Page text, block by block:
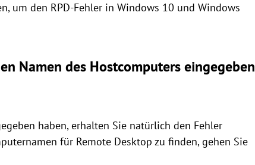
um den RPD-Fehler in Windows 10 und Windows
Namen des Hostcomputers eingegeben
haben, erhalten Sie natürlich den Fehler
für Remote Desktop zu finden, gehen Sie